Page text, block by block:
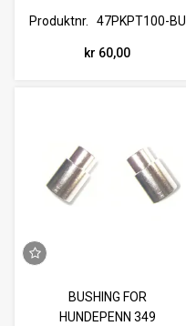
Produktnr.
47PKPT100-BU
kr 60,00
BUSHING FOR
HUNDEPENN 349